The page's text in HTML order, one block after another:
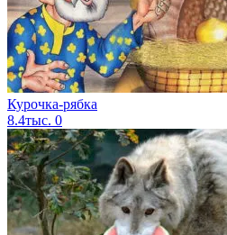
Курочка-рябка
8.4тыс. 0